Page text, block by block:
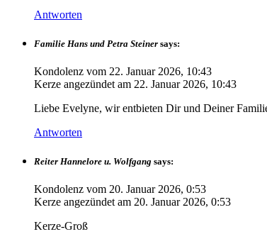
Antworten
Familie Hans und Petra Steiner says:
Kondolenz vom 22. Januar 2026, 10:43
Kerze angezündet am 22. Januar 2026, 10:43
Liebe Evelyne, wir entbieten Dir und Deiner
Antworten
Reiter Hannelore u. Wolfgang says:
Kondolenz vom 20. Januar 2026, 0:53
Kerze angezündet am 20. Januar 2026, 0:53
Kerze-Groß